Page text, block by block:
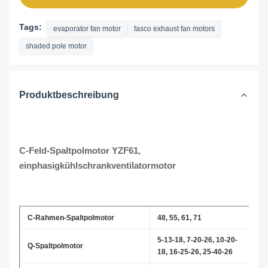
Tags: evaporator fan motor fasco exhaust fan motors
shaded pole motor
Produktbeschreibung
C-Feld-Spaltpolmotor YZF61,
einphasigkühlschrankventilatormotor
C-Rahmen-Spaltpolmotor 48, 55, 61, 71
Q-Spaltpolmotor
5-13-18, 7-20-26, 10-20-
18, 16-25-26, 25-40-26